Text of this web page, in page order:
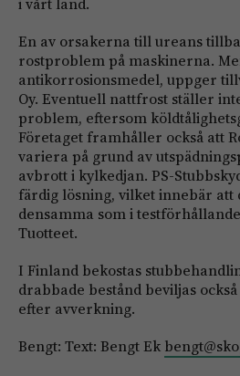
En av orsakerna till ureans
rostproblem på maskinerna.
antikorrosionsmedel, uppger
Oy. Eventuell nattfrost ställer
problem, eftersom
Företaget framhåller också att
variera på grund av
avbrott i kylkedjan. PS-
färdig lösning, vilket innebär att
densamma som i
Tuotteet.
I Finland bekostas
drabbade bestånd beviljas
efter avverkning.
Bengt: Text: Bengt Ek